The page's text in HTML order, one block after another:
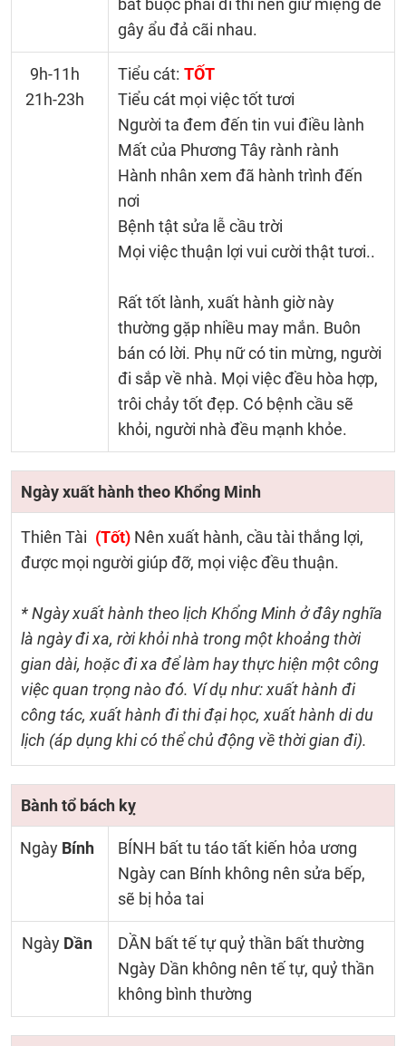
bắt buộc phải đi thì nên giữ miệng dễ
gây ẩu đả cãi nhau.
9h-11h
21h-23h
Tiểu cát: TỐT
Tiểu cát mọi việc tốt tươi
Người ta đem đến tin vui điều lành
Mất của Phương Tây rành rành
Hành nhân xem đã hành trình đến
nơi
Bệnh tật sửa lễ cầu trời
Mọi việc thuận lợi vui cười thật tươi..
Rất tốt lành, xuất hành giờ này
thường gặp nhiều may mắn. Buôn
bán có lời. Phụ nữ có tin mừng, người
đi sắp về nhà. Mọi việc đều hòa hợp,
trôi chảy tốt đẹp. Có bệnh cầu sẽ
khỏi, người nhà đều mạnh khỏe.
Ngày xuất hành theo Khổng Minh
Thiên Tài (Tốt) Nên xuất hành, cầu tài thắng lợi,
được mọi người giúp đỡ, mọi việc đều thuận.
* Ngày xuất hành theo lịch Khổng Minh ở đây nghĩa
là ngày đi xa, rời khỏi nhà trong một khoảng thời
gian dài, hoặc đi xa để làm hay thực hiện một công
việc quan trọng nào đó. Ví dụ như: xuất hành đi
công tác, xuất hành đi thi đại học, xuất hành di du
lịch (áp dụng khi có thể chủ động về thời gian đi).
Bành tổ bách kỵ
Ngày Bính
BÍNH bất tu táo tất kiến hỏa ương
Ngày can Bính không nên sửa bếp,
sẽ bị hỏa tai
Ngày Dần
DẦN bất tế tự quỷ thần bất thường
Ngày Dần không nên tế tự, quỷ thần
không bình thường